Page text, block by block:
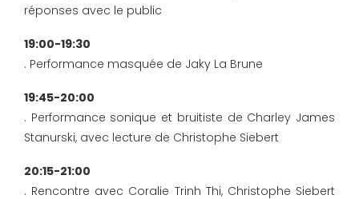
réponses avec le public
19:00-19:30
. Performance masquée de Jaky La Brune
19:45-20:00
. Performance sonique et bruitiste de Charley James
Stanurski, avec lecture de Christophe Siebert
20:15-21:00
. Rencontre avec Coralie Trinh Thi, Christophe Siebert